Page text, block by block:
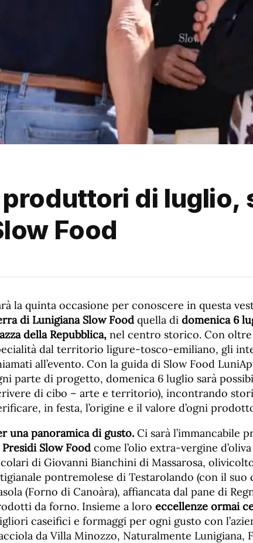
di luglio,
Food
la quinta occasione per conoscere in questa
di Lunigiana Slow Food quella di domenica 6
della Repubblica, nel centro storico. Con
dal territorio ligure-tosco-emiliano, gli
all’evento. Con la guida di Slow Food
parte di progetto, domenica 6 luglio sarà
di cibo – arte e territorio), incontrando
in festa, l’origine e il valore d’ogni
una panoramica di gusto. Ci sarà l’immancabile
Presidi Slow Food come l’olio extra-vergine
di Giovanni Bianchini di Massarosa,
pontremolese di Testarolando (con il suo
(Forno di Canoàra), affiancata dal pane di
da forno. Insieme a loro eccellenze ormai
caseifici e formaggi per ogni gusto con
da Villa Minozzo, Naturalmente Lunigiana,